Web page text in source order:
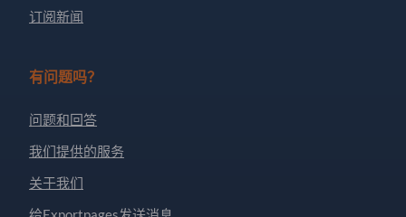
订阅新闻
有问题吗？
问题和回答
我们提供的服务
关于我们